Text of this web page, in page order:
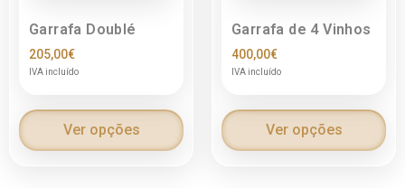
Garrafa Doublé
205,00€
IVA incluído
Ver opções
Garrafa de 4 Vinhos
400,00€
IVA incluído
Ver opções